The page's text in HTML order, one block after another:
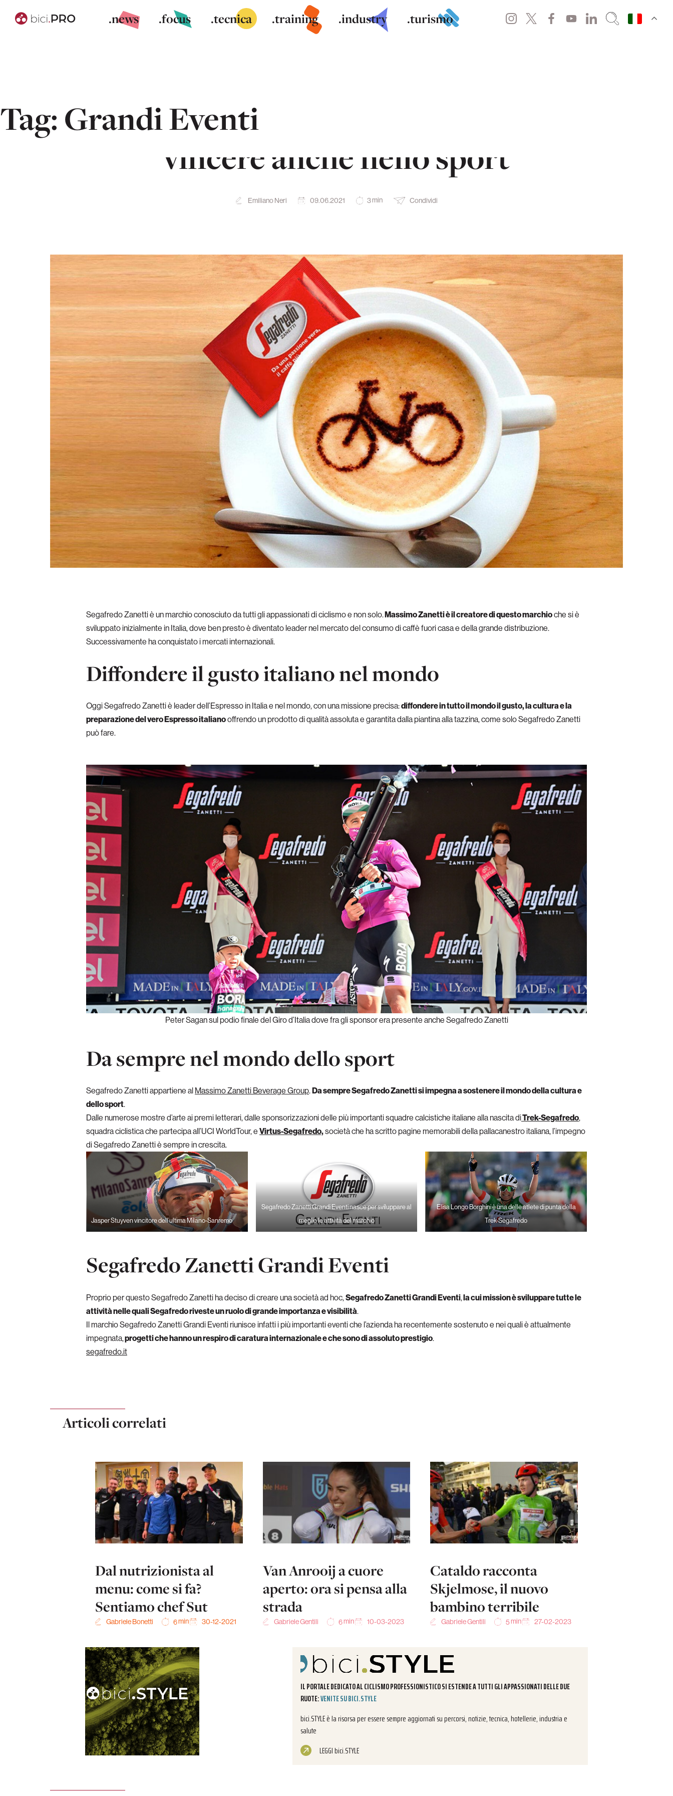
.news .focus .tecnica .training .industry .turismo
Tag:Grandi Eventi
Segafredo Zanetti Grandi Eventi per
vincere anche nello sport
Emiliano Neri 09.06.2021 3min Condividi
Segafredo Zanetti è un marchio conosciuto da tutti gli appassionati di ciclismo e non solo.Massimo Zanetti è il creatore di questo marchioche si è
sviluppato inizialmente in Italia, dove ben presto è diventato leader nel mercato del consumo di caffè fuori casa e della grande distribuzione.
Successivamente ha conquistato i mercati internazionali.
Diffondere il gusto italiano nel mondo
Oggi Segafredo Zanetti è leader dell’Espresso in Italia e nel mondo, con una missione precisa:diffondere in tutto il mondo il gusto, la cultura e la
preparazione del vero Espresso italianooffrendo un prodotto di qualità assoluta e garantita dalla piantina alla tazzina, come solo Segafredo Zanetti
può fare.
Peter Sagan sul podio finale del Giro d’Italia dove fra gli sponsor era presente anche Segafredo Zanetti
Da sempre nel mondo dello sport
Segafredo Zanetti appartiene al Massimo Zanetti Beverage Group.Da sempre Segafredo Zanetti si impegna a sostenere il mondo della cultura e
dello sport.
Dalle numerose mostre d’arte ai premi letterari, dalle sponsorizzazioni delle più importanti squadre calcistiche italiane alla nascita diTrek-Segafredo,
squadra ciclistica che partecipa all’UCI WorldTour, e Virtus-Segafredo,società che ha scritto pagine memorabili della pallacanestro italiana, l’impegno
di Segafredo Zanetti è sempre in crescita.
Jasper Stuyven vincitore dell’ultima Milano-Sanremo
Segafredo Zanetti Grandi Eventi nasce per sviluppare al
meglio le attività del marchio
Elisa Longo Borghini è una delle atlete di punta della
Trek-Segafredo
Segafredo Zanetti Grandi Eventi
Proprio per questo Segafredo Zanetti ha deciso di creare una società ad hoc,Segafredo Zanetti Grandi Eventi,la cui mission è sviluppare tutte le
attività nelle quali Segafredo riveste un ruolo di grande importanza e visibilità.
Il marchio Segafredo Zanetti Grandi Eventi riunisce infatti i più importanti eventi che l’azienda ha recentemente sostenuto e nei quali è attualmente
impegnata,progetti che hanno un respiro di caratura internazionale e che sono di assoluto prestigio.
segafredo.it
Articoli correlati
Dal nutrizionista al
menu: come si fa?
Sentiamo chef Sut
Gabriele Bonetti 6min 30-12-2021
Van Anrooij a cuore
aperto: ora si pensa alla
strada
Gabriele Gentili 6min 10-03-2023
Cataldo racconta
Skjelmose, il nuovo
bambino terribile
Gabriele Gentili 5min 27-02-2023
IL PORTALE DEDICATO AL CICLISMO PROFESSIONISTICO SI ESTENDE A TUTTI GLI APPASSIONATI DELLE DUE
RUOTE:VENITE SU BICI.STYLE
bici.STYLE è la risorsa per essere sempre aggiornati su percorsi, notizie, tecnica, hotellerie, industria e
salute
LEGGI bici.STYLE